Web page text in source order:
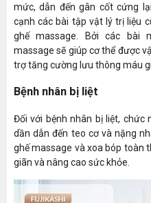
mức, dẫn đến gân cốt cứng
cạnh các bài tập vật lý trị liệu
ghế massage. Bởi các bài
massage sẽ giúp cơ thể được
trợ tăng cường lưu thông máu
Bệnh nhân bị liệt
Đối với bệnh nhân bị liệt, chức
dần dẫn đến teo cơ và nặng
ghế massage và xoa bóp toàn
giãn và nâng cao sức khỏe.